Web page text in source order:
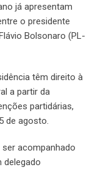
já apresentam
o presidente
Bolsonaro (PL-
têm direito à
a partir da
partidárias,
de agosto.
acompanhado
delegado